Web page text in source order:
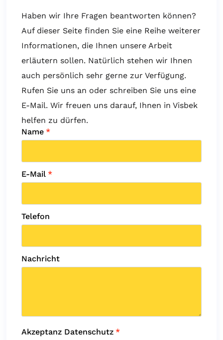
Haben wir Ihre Fragen beantworten können?
Auf dieser Seite finden Sie eine Reihe weiterer
Informationen, die Ihnen unsere Arbeit
erläutern sollen. Natürlich stehen wir Ihnen
auch persönlich sehr gerne zur Verfügung.
Rufen Sie uns an oder schreiben Sie uns eine
E-Mail. Wir freuen uns darauf, Ihnen in Visbek
helfen zu dürfen.
Name *
E-Mail *
Telefon
Nachricht
Akzeptanz Datenschutz *